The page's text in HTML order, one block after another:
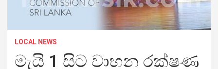
LOCAL NEWS
මැයි 1 සිට වාහන රක්ෂණ